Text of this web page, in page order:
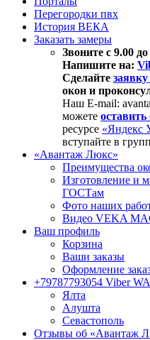
Перегородки пвх
История ВЕКА
Заказать замеры
Звоните с 9.00
Напишите на:
Сделайте
окон и
Наш E-mail:
можете
ресурсе «Яндекс
вступайте в
«Авантаж Люкс»
Преимущества
Изготовление и
ГОСТам
Фото наших
Видео VEKA
Ваш профиль
Корзина
Ваши заказы
Оформление
+79787793054 Viber
Ялта
Алушта
Севастополь
Отзывы об «Авантаж